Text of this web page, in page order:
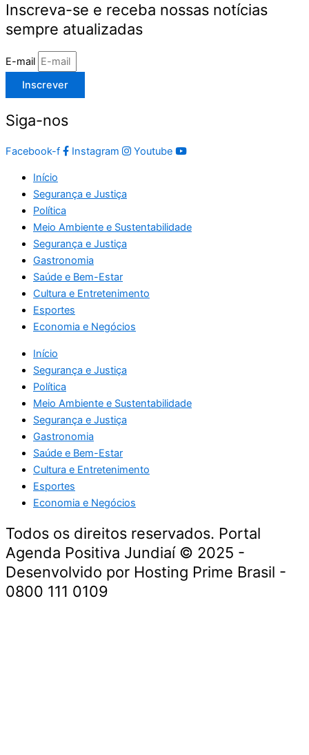
Inscreva-se e receba nossas notícias
sempre atualizadas
E-mail
Inscrever
Siga-nos
Facebook-f Instagram Youtube
Início
Segurança e Justiça
Política
Meio Ambiente e Sustentabilidade
Segurança e Justiça
Gastronomia
Saúde e Bem-Estar
Cultura e Entretenimento
Esportes
Economia e Negócios
Início
Segurança e Justiça
Política
Meio Ambiente e Sustentabilidade
Segurança e Justiça
Gastronomia
Saúde e Bem-Estar
Cultura e Entretenimento
Esportes
Economia e Negócios
Todos os direitos reservados. Portal
Agenda Positiva Jundiaí © 2025 -
Desenvolvido por Hosting Prime Brasil -
0800 111 0109